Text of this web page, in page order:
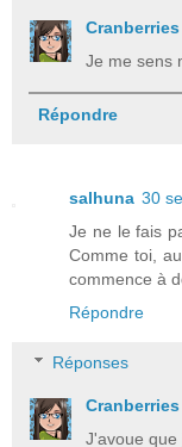
Cranberries
Je me sens
Répondre
salhuna 30
Je ne le fais
Comme toi,
commence à
Répondre
Réponses
Cranberries
J'avoue